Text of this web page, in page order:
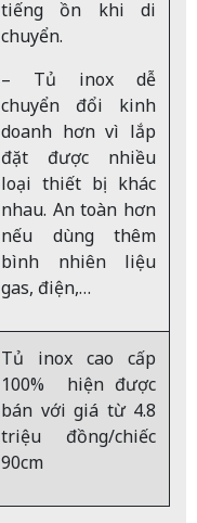
tiếng ồn khi di
chuyển.
– Tủ inox dễ
chuyển đổi kinh
doanh hơn vì lắp
đặt được nhiều
loại thiết bị khác
nhau. An toàn hơn
nếu dùng thêm
bình nhiên liệu
gas, điện,…
Tủ inox cao cấp
100% hiện được
bán với giá từ 4.8
triệu đồng/chiếc
90cm